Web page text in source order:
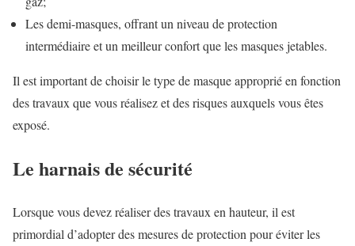
Les demi-masques, offrant un niveau de protection
intermédiaire et un meilleur confort que les masques jetables.
Il est important de choisir le type de masque approprié en fonction
des travaux que vous réalisez et des risques auxquels vous êtes
exposé.
Le harnais de sécurité
Lorsque vous devez réaliser des travaux en hauteur, il est
primordial d’adopter des mesures de protection pour éviter les